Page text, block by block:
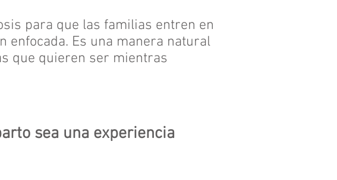
para que las familias entren en
enfocada. Es una manera natural
que quieren ser mientras
sea una experiencia